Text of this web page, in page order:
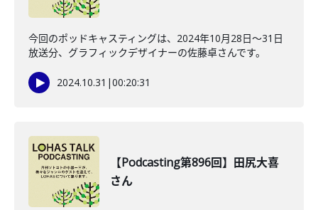
今回のポッドキャスティングは、2024年10月28日〜31日
放送分、グラフィックデザイナーの佐藤卓さんです。
2024.10.31 |00:20:31
【Podcasting第896回】田尻大喜
さん